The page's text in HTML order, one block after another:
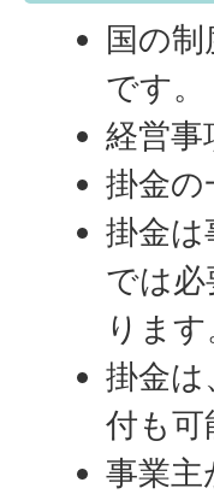
国の
です。
経営事
掛金
掛金は
では
ります
掛金
付も可
事業主